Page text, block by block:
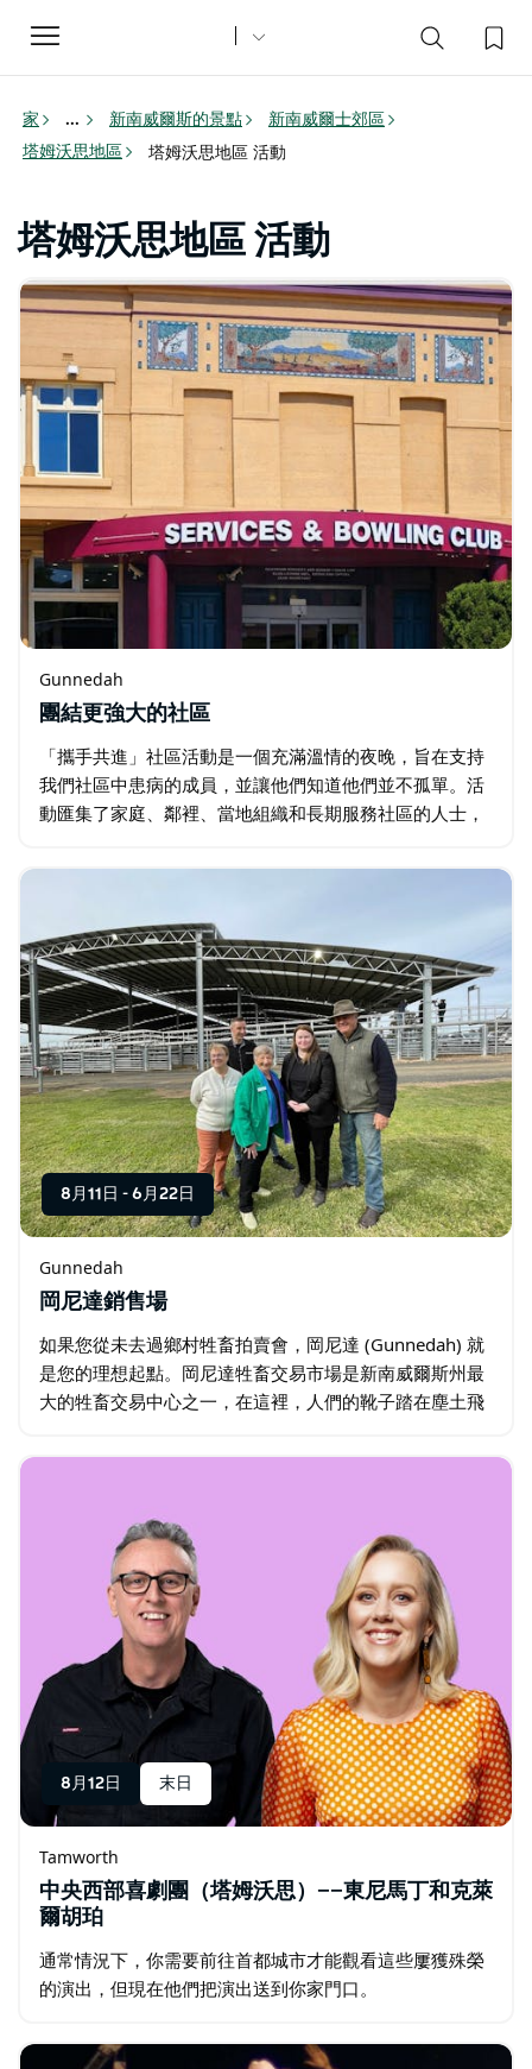
Toggle
navigation
家 ... 新南威爾斯的景點
新南威爾士郊區
塔姆沃思地區
塔姆沃思地區 活動
塔姆沃思地區 活動
Gunnedah
團結更強大的社區
「攜手共進」社區活動是一個充滿溫情的夜晚，旨在支持
我們社區中患病的成員，並讓他們知道他們並不孤單。活
動匯集了家庭、鄰裡、當地組織和長期服務社區的人士，
所在。
8月11日 - 6月22日
Gunnedah
岡尼達銷售場
如果您從未去過鄉村牲畜拍賣會，岡尼達 (Gunnedah) 就
是您的理想起點。岡尼達牲畜交易市場是新南威爾斯州最
大的牲畜交易中心之一，在這裡，人們的靴子踏在塵土飛
名的叫賣聲——快速、熱情、充滿活力。…
8月12日 末日
Tamworth
中央西部喜劇團（塔姆沃思）——東尼馬丁和克萊
爾胡珀
通常情況下，你需要前往首都城市才能觀看這些屢獲殊榮
的演出，但現在他們把演出送到你家門口。